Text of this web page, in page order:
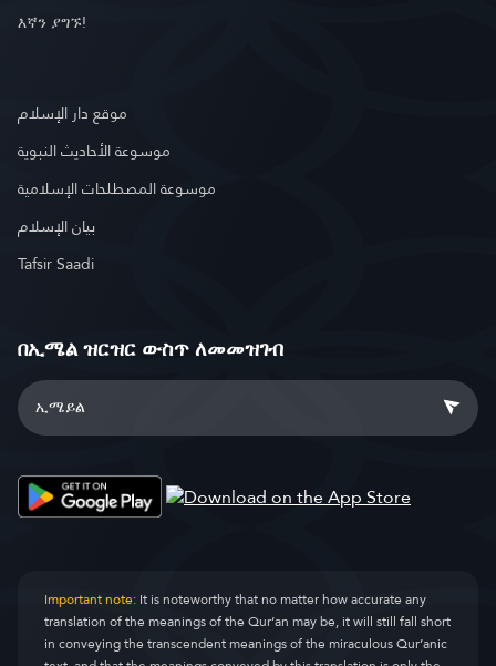
እኛን ያግኙ!
موقع دار الإسلام
موسوعة الأحاديث النبوية
موسوعة المصطلحات الإسلامية
بيان الإسلام
Tafsir Saadi
በኢሜል ዝርዝር ውስጥ ለመመዝገብ
Important note:It is noteworthy that no matter how accurate any
translation of the meanings of the Qur’an may be, it will still fall short
in conveying the transcendent meanings of the miraculous Qur’anic